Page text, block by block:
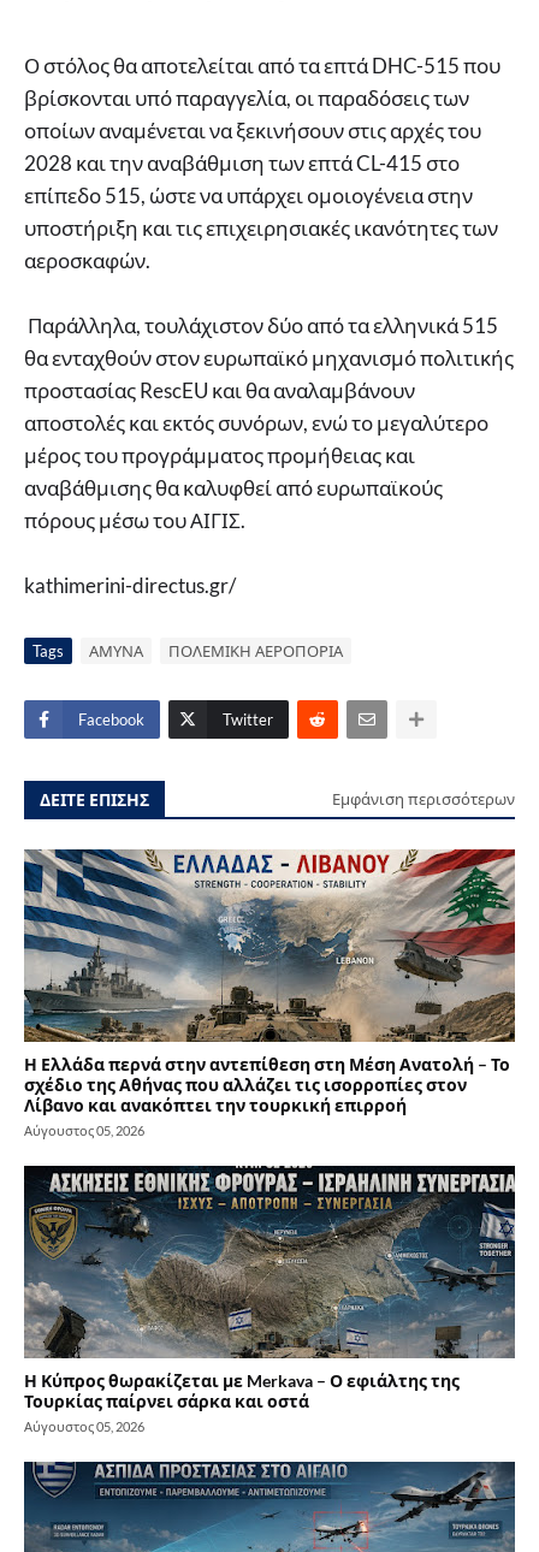
Ο στόλος θα αποτελείται από τα επτά DHC-515 που
βρίσκονται υπό παραγγελία, οι παραδόσεις των
οποίων αναμένεται να ξεκινήσουν στις αρχές του
2028 και την αναβάθμιση των επτά CL-415 στο
επίπεδο 515, ώστε να υπάρχει ομοιογένεια στην
υποστήριξη και τις επιχειρησιακές ικανότητες των
αεροσκαφών.
Παράλληλα, τουλάχιστον δύο από τα ελληνικά 515
θα ενταχθούν στον ευρωπαϊκό μηχανισμό πολιτικής
προστασίας RescEU και θα αναλαμβάνουν
αποστολές και εκτός συνόρων, ενώ το μεγαλύτερο
μέρος του προγράμματος προμήθειας και
αναβάθμισης θα καλυφθεί από ευρωπαϊκούς
πόρους μέσω του ΑΙΓΙΣ.
kathimerini-directus.gr/
Tags ΑΜΥΝΑ ΠΟΛΕΜΙΚΗ ΑΕΡΟΠΟΡΙΑ
Facebook Twitter
ΔΕΙΤΕ ΕΠΙΣΗΣ Εμφάνιση περισσότερων
Η Ελλάδα περνά στην αντεπίθεση στη Μέση Ανατολή – Το
σχέδιο της Αθήνας που αλλάζει τις ισορροπίες στον
Λίβανο και ανακόπτει την τουρκική επιρροή
Αύγουστος 05, 2026
Η Κύπρος θωρακίζεται με Merkava – Ο εφιάλτης της
Τουρκίας παίρνει σάρκα και οστά
Αύγουστος 05, 2026